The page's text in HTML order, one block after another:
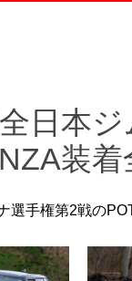
日本
装着
手権第2戦の